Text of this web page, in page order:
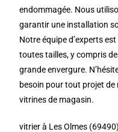
endommagée. Nous
garantir une installation
Notre équipe d’experts
toutes tailles, y compris
grande envergure.
besoin pour tout projet
vitrines de magasin.
vitrier à Les Olmes